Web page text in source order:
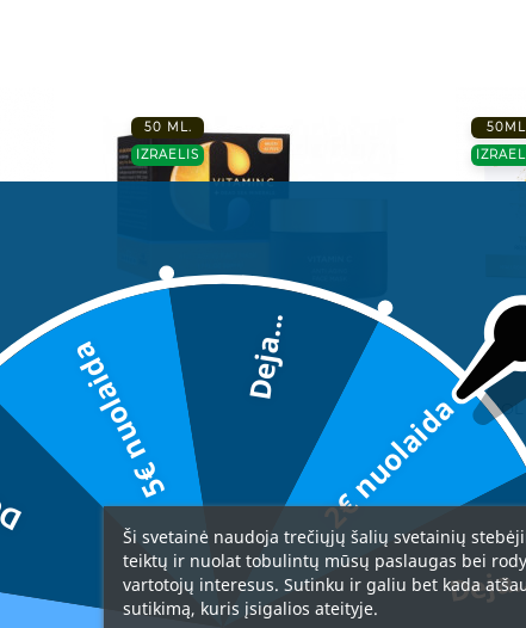
30
50 ML.
IZRAELIS
"EDOM" VITAMIN C Šviesinanti
antioksidacinė kaukė veidui nuo
raukšlių, 50 ml
Ši svetainė naudoja trečiųjų šalių svetainių
teiktų ir nuolat tobulintų mūsų paslaugas bei
vartotojų interesus. Sutinku ir galiu bet kada
sutikimą, kuris įsigalios ateityje.
2€ nuolaida
5€ nuolaida Deja...